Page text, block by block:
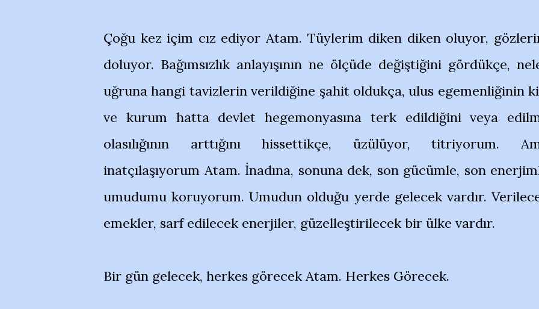
Çoğu kez içim cız ediyor Atam. Tüylerim diken diken oluyor,
doluyor. Bağımsızlık anlayışının ne ölçüde değiştiğini gördükçe,
uğruna hangi tavizlerin verildiğine şahit oldukça, ulus egemenliğinin
ve kurum hatta devlet hegemonyasına terk edildiğini veya
olasılığının arttığını hissettikçe, üzülüyor, titriyorum.
inatçılaşıyorum Atam. İnadına, sonuna dek, son gücümle, son
umudumu koruyorum. Umudun olduğu yerde gelecek vardır.
emekler, sarf edilecek enerjiler, güzelleştirilecek bir ülke vardır.
Bir gün gelecek, herkes görecek Atam. Herkes Görecek.